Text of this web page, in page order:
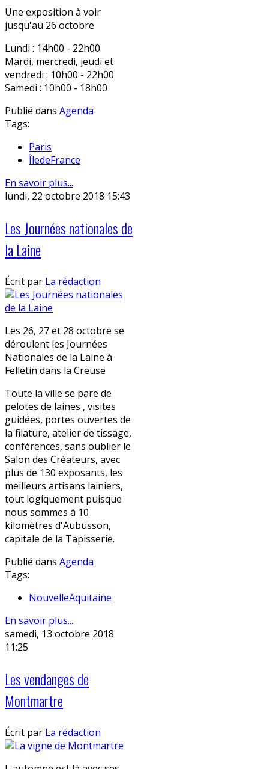
Une exposition à voir
jusqu'au 26 octobre
Lundi : 14h00 - 22h00
Mardi, mercredi, jeudi et
vendredi : 10h00 - 22h00
Samedi : 10h00 - 18h00
Publié dans Agenda
Tags:
Paris
ÎledeFrance
En savoir plus...
lundi, 22 octobre 2018 15:43
Les Journées nationales de
la Laine
Écrit par La rédaction
Les 26, 27 et 28 octobre se
déroulent les Journées
Nationales de la Laine à
Felletin dans la Creuse
Toute la ville se pare de
pelotes de laines , visites
guidées, portes ouvertes de
la filature, atelier de tissage,
conférences, sans oublier le
Salon des Créateurs, avec
plus de 130 exposants, les
meilleurs artisans lainiers,
tout logiquement puisque
nous sommes à 10
kilomètres d'Aubusson,
capitale de la Tapisserie.
Publié dans Agenda
Tags:
NouvelleAquitaine
En savoir plus...
samedi, 13 octobre 2018
11:25
Les vendanges de
Montmartre
Écrit par La rédaction